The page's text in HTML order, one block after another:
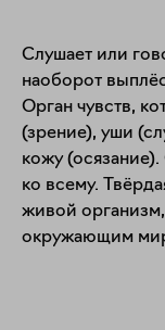
Слушает или
наоборот
Орган чувств,
(зрение), уши
кожу
ко всему.
живой
окружающим